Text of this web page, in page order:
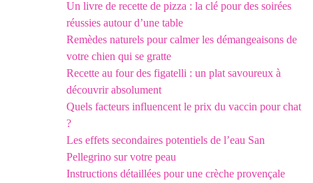
Un livre de recette de pizza : la clé pour des soirées
réussies autour d’une table
Remèdes naturels pour calmer les démangeaisons de
votre chien qui se gratte
Recette au four des figatelli : un plat savoureux à
découvrir absolument
Quels facteurs influencent le prix du vaccin pour chat
?
Les effets secondaires potentiels de l’eau San
Pellegrino sur votre peau
Instructions détaillées pour une crèche provençale